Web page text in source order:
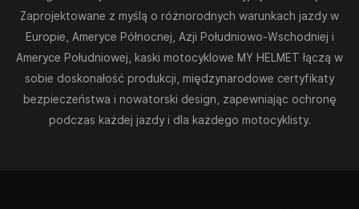
Zaprojektowane z myślą o różnorodnych warunkach jazdy w
Europie, Ameryce Północnej, Azji Południowo-Wschodniej i
Ameryce Południowej, kaski motocyklowe MY HELMET łączą w
sobie doskonałość produkcji, międzynarodowe certyfikaty
bezpieczeństwa i nowatorski design, zapewniając ochronę
podczas każdej jazdy i dla każdego motocyklisty.